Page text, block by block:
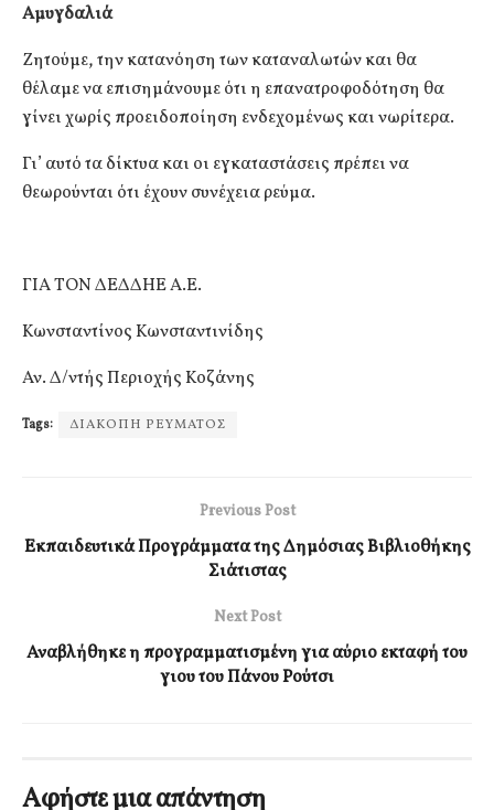
Αμυγδαλιά
Ζητούμε, την κατανόηση των καταναλωτών και θα
θέλαμε να επισημάνουμε ότι η επανατροφοδότηση θα
γίνει χωρίς προειδοποίηση ενδεχομένως και νωρίτερα.
Γι’ αυτό τα δίκτυα και οι εγκαταστάσεις πρέπει να
θεωρούνται ότι έχουν συνέχεια ρεύμα.
ΓΙΑ ΤΟΝ ΔΕΔΔΗΕ Α.Ε.
Κωνσταντίνος Κωνσταντινίδης
Αν. Δ/ντής Περιοχής Κοζάνης
Tags: ΔΙΑΚΟΠΗ ΡΕΥΜΑΤΟΣ
Previous Post
Εκπαιδευτικά Προγράμματα της Δημόσιας Βιβλιοθήκης
Σιάτιστας
Next Post
Αναβλήθηκε η προγραμματισμένη για αύριο εκταφή του
γιου του Πάνου Ρούτσι
Αφήστε μια απάντηση